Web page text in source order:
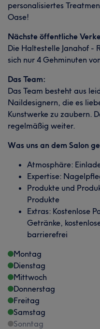
personalisiertes
Oase!
Nächste öffentliche
Die Haltestelle Janahof -
sich nur 4 Gehminuten
Das Team:
Das Team besteht aus
Naildesignern, die es
Kunstwerke zu zaubern.
regelmäßig weiter.
Was uns an dem Salon
Atmosphäre:
Expertise:
Produkte und
Produkte
Extras: Kostenlose
Getränke,
barrierefrei
Montag
Dienstag
Mittwoch
Donnerstag
Freitag
Samstag
Sonntag